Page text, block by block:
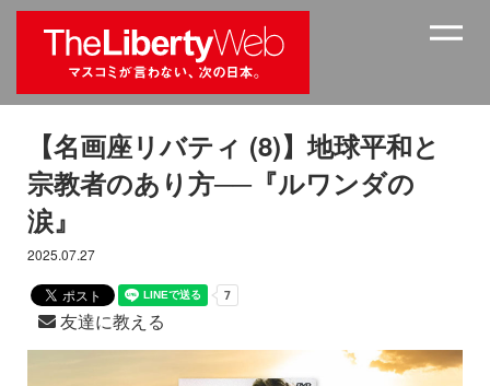
【名画座リバティ (8)】地球平和と
宗教者のあり方──『ルワンダの
涙』
2025.07.27
友達に教える